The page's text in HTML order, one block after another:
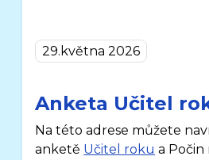
29.května 2026
Anketa Učitel
Na této adrese můžete
anketě Učitel roku a Počin